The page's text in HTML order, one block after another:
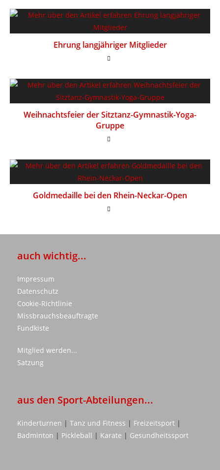
Ehrung langjähriger Mitglieder
Weihnachtsfeier der Sitztanz-Gymnastik-Yoga-
Gruppe
Goldmedaille bei den Rhein-Neckar-Open
auch wichtig...
Impressum
Datenschutz
Cookie-Richtlinie
Missbrauchsbeauftragte
Fundkiste
Mitglied werden...
Satzung
aus den Sport-Abteilungen...
Kinderturnen | Tanz und Fitness | Freizeitsport |
Badminton | Pickleball | Karate | Gesundheitssport